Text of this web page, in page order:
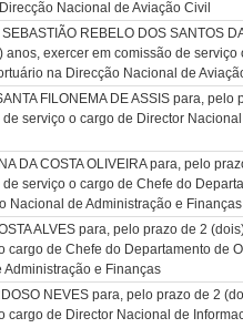
Nacional de Aviação Civil
REBELO DOS SANTOS
anos, exercer em comissão de serviço
na Direcção Nacional de
FILONEMA DE ASSIS para, pelo
serviço o cargo de Director
DA COSTA OLIVEIRA para, pelo
serviço o cargo de Chefe do
Nacional de Administração e Finanças
ALVES para, pelo prazo de 2
cargo de Chefe do Departamento de
e Finanças
NEVES para, pelo prazo de 2
cargo de Director Nacional de